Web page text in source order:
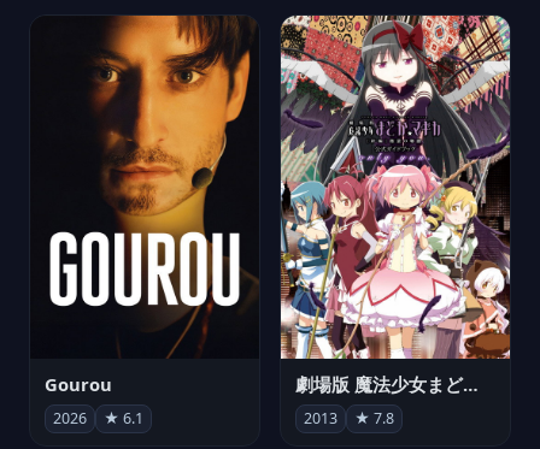
Gourou
2026 ★ 6.1
劇場版 魔法少女まどか☆マギカ[新編]叛逆の物語
2013 ★ 7.8